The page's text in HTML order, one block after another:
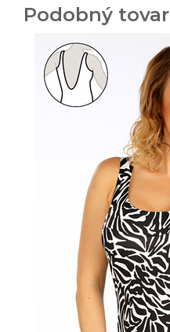
Podobný tovar